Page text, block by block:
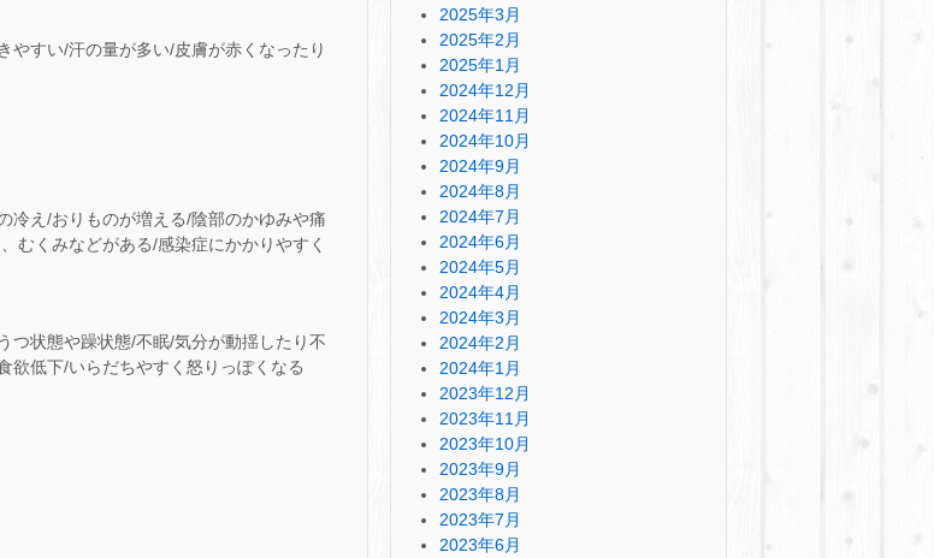
やすい/汗の量が多い/皮膚が赤くなったり
冷え/おりものが増える/陰部のかゆみや痛
むくみなどがある/感染症にかかりやすく
つ状態や躁状態/不眠/気分が動揺したり不
欲低下/いらだちやすく怒りっぽくなる
2025年3月
2025年2月
2025年1月
2024年12月
2024年11月
2024年10月
2024年9月
2024年8月
2024年7月
2024年6月
2024年5月
2024年4月
2024年3月
2024年2月
2024年1月
2023年12月
2023年11月
2023年10月
2023年9月
2023年8月
2023年7月
2023年6月